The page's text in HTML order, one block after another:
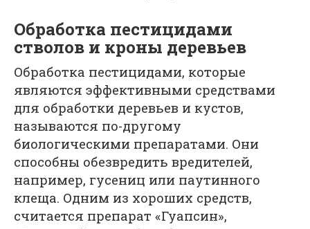
Обработка пестицидами
стволов и кроны деревьев
Обработка пестицидами, которые
являются эффективными средствами
для обработки деревьев и кустов,
называются по-другому
биологическими препаратами. Они
способны обезвредить вредителей,
например, гусениц или паутинного
клеща. Одним из хороших средств,
считается препарат «Гуапсин»,